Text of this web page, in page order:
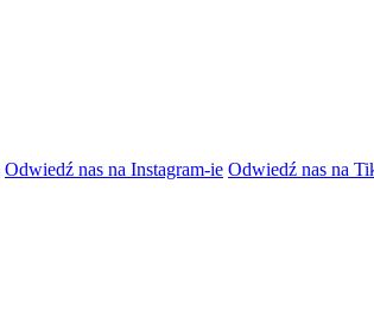
Odwiedź nas na Instagram-ie Odwiedź nas na